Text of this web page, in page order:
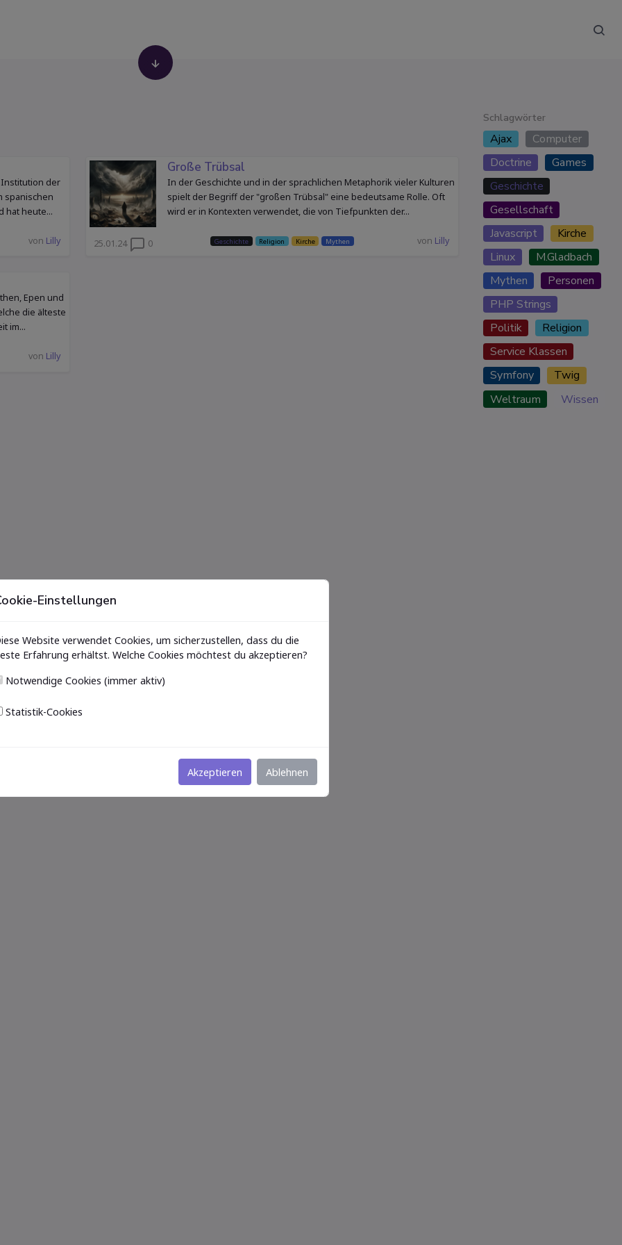
Institution der
spanischen
hat heute...
von Lilly
Große Trübsal
In der Geschichte und in der sprachlichen Metaphorik vieler Kulturen
spielt der Begriff der "großen Trübsal" eine bedeutsame Rolle. Oft
wird er in Kontexten verwendet, die von Tiefpunkten der...
25.01.24 0 Geschichte Religion Kirche Mythen von Lilly
Epen und
die älteste
im...
von Lilly
Schlagwörter
Ajax
Computer
Doctrine
Games
Geschichte
Gesellschaft
Javascript
Kirche
Linux
M.Gladbach
Mythen
Personen
PHP Strings
Politik
Religion
Service Klassen
Symfony
Twig
Weltraum
Wissen
Einstellungen
Website verwendet Cookies, um sicherzustellen, dass du die
Erfahrung erhältst. Welche Cookies möchtest du akzeptieren?
Notwendige Cookies (immer aktiv)
Statistik-Cookies
Akzeptieren Ablehnen